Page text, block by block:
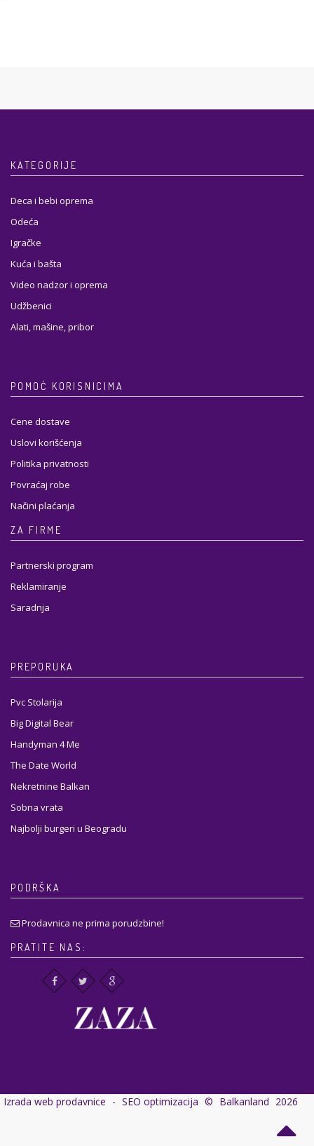
KATEGORIJE
Deca i bebi oprema
Odeća
Igračke
Kuća i bašta
Video nadzor i oprema
Udžbenici
Alati, mašine, pribor
POMOĆ KORISNICIMA
Cene dostave
Uslovi korišćenja
Politika privatnosti
Povraćaj robe
Načini plaćanja
ZA FIRME
Partnerski program
Reklamiranje
Saradnja
PREPORUKA
Pvc Stolarija
Big Digital Bear
Handyman 4 Me
The Date World
Nekretnine Balkan
Sobna vrata
Najbolji burgeri u Beogradu
PODRŠKA
Prodavnica ne prima porudzbine!
PRATITE NAS:
Izrada web prodavnice - SEO optimizacija © Balkanland 2026